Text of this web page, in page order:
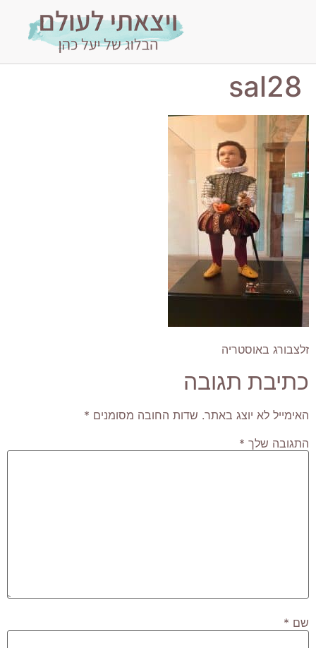
sal28
זלצבורג באוסטריה
כתיבת תגובה
האימייל לא יוצג באתר. שדות החובה מסומנים *
התגובה שלך *
שם *